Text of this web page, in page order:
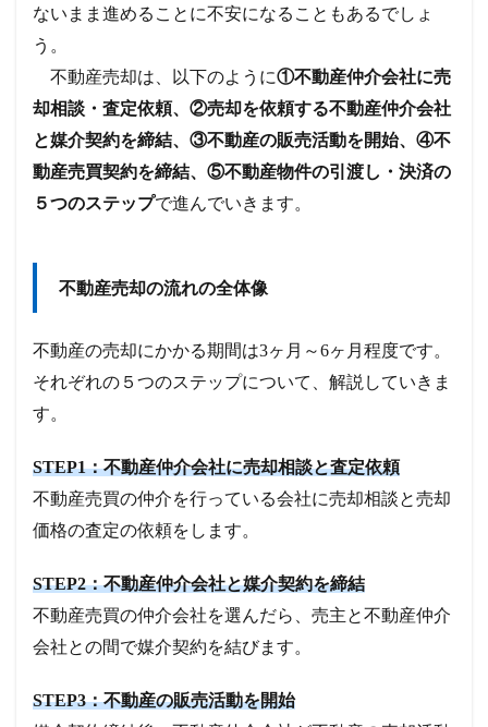
ないまま進めることに不安になることもあるでしょ
う。
不動産売却は、以下のように①不動産仲介会社に売
却相談・査定依頼、②売却を依頼する不動産仲介会社
と媒介契約を締結、③不動産の販売活動を開始、④不
動産売買契約を締結、⑤不動産物件の引渡し・決済の
５つのステップで進んでいきます。
不動産売却の流れの全体像
不動産の売却にかかる期間は3ヶ月～6ヶ月程度です。
それぞれの５つのステップについて、解説していきま
す。
STEP1：不動産仲介会社に売却相談と査定依頼
不動産売買の仲介を行っている会社に売却相談と売却
価格の査定の依頼をします。
STEP2：不動産仲介会社と媒介契約を締結
不動産売買の仲介会社を選んだら、売主と不動産仲介
会社との間で媒介契約を結びます。
STEP3：不動産の販売活動を開始